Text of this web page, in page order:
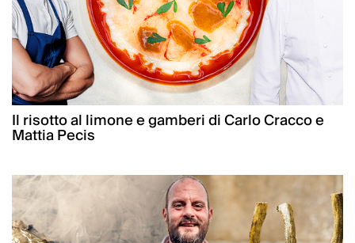
Il risotto al limone e gamberi di Carlo Cracco e
Mattia Pecis